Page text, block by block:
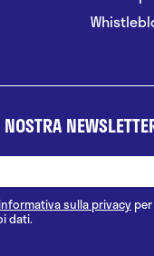
sulla privacy
dati.